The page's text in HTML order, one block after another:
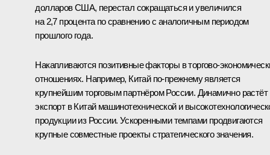
долларов США, перестал сокращаться и увеличился
на 2,7 процента по сравнению с аналогичным периодом
прошлого года.
Накапливаются позитивные факторы в торгово-
отношениях. Например, Китай по‑прежнему является
крупнейшим торговым партнёром России. Динамично растёт
экспорт в Китай машинотехнической и
продукции из России. Ускоренными темпами продвигаются
крупные совместные проекты стратегического значения.